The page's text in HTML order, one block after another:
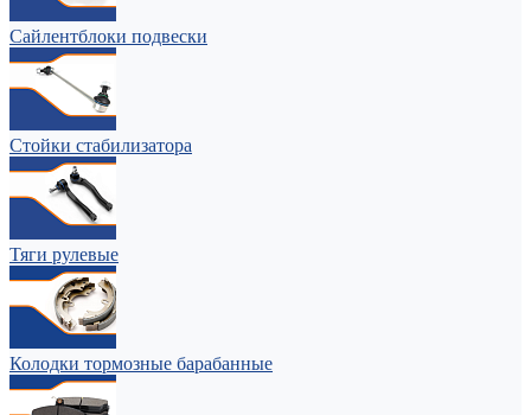
Сайлентблоки подвески
Стойки стабилизатора
Тяги рулевые
Колодки тормозные барабанные